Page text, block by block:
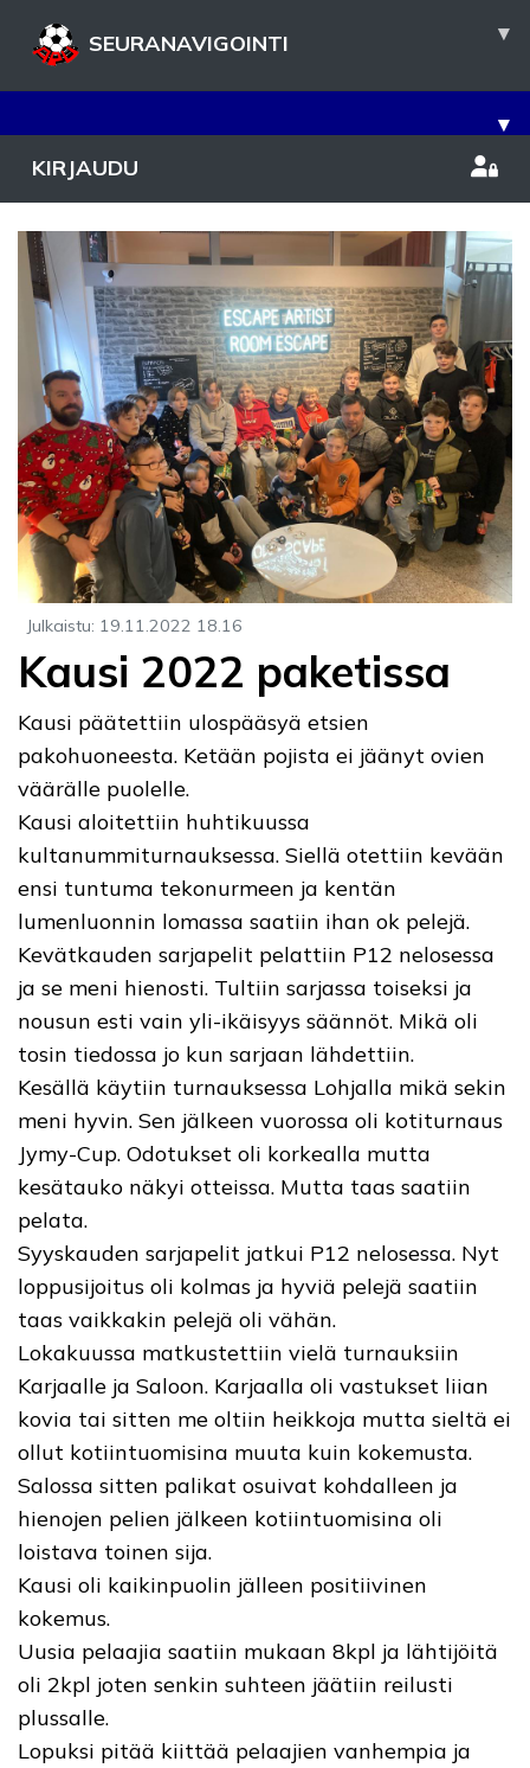
SEURANAVIGOINTI ▾
▾
KIRJAUDU
Julkaistu: 19.11.2022 18.16
Kausi 2022 paketissa
Kausi päätettiin ulospääsyä etsien
pakohuoneesta. Ketään pojista ei jäänyt ovien
väärälle puolelle.
Kausi aloitettiin huhtikuussa
kultanummiturnauksessa. Siellä otettiin kevään
ensi tuntuma tekonurmeen ja kentän
lumenluonnin lomassa saatiin ihan ok pelejä.
Kevätkauden sarjapelit pelattiin P12 nelosessa
ja se meni hienosti. Tultiin sarjassa toiseksi ja
nousun esti vain yli-ikäisyys säännöt. Mikä oli
tosin tiedossa jo kun sarjaan lähdettiin.
Kesällä käytiin turnauksessa Lohjalla mikä sekin
meni hyvin. Sen jälkeen vuorossa oli kotiturnaus
Jymy-Cup. Odotukset oli korkealla mutta
kesätauko näkyi otteissa. Mutta taas saatiin
pelata.
Syyskauden sarjapelit jatkui P12 nelosessa. Nyt
loppusijoitus oli kolmas ja hyviä pelejä saatiin
taas vaikkakin pelejä oli vähän.
Lokakuussa matkustettiin vielä turnauksiin
Karjaalle ja Saloon. Karjaalla oli vastukset liian
kovia tai sitten me oltiin heikkoja mutta sieltä ei
ollut kotiintuomisina muuta kuin kokemusta.
Salossa sitten palikat osuivat kohdalleen ja
hienojen pelien jälkeen kotiintuomisina oli
loistava toinen sija.
Kausi oli kaikinpuolin jälleen positiivinen
kokemus.
Uusia pelaajia saatiin mukaan 8kpl ja lähtijöitä
oli 2kpl joten senkin suhteen jäätiin reilusti
plussalle.
Lopuksi pitää kiittää pelaajien vanhempia ja